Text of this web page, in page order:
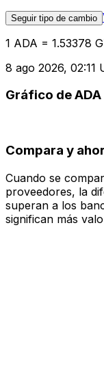
Seguir tipo de cambio
1 ADA = 1.53378
8 ago 2026, 02:11
Gráfico de ADA
Compara y
Cuando se
proveedores, la
superan a los
significan más